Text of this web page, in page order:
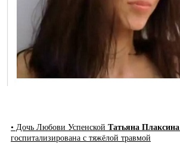
• Дочь Любови Успенской Татьяна Плаксина
госпитализирована с тяжёлой травмой